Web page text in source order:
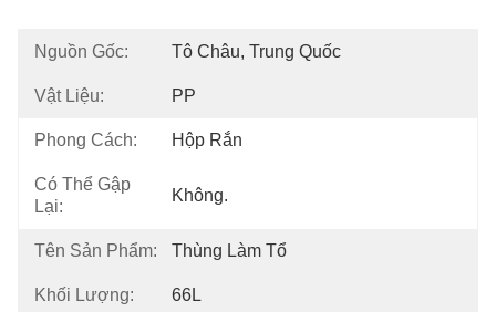
Nguồn Gốc: Tô Châu, Trung Quốc
Vật Liệu: PP
Phong Cách: Hộp Rắn
Có Thể Gập
Lại:
Không.
Tên Sản Phẩm: Thùng Làm Tổ
Khối Lượng: 66L